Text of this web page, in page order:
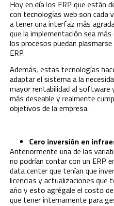
Hoy en día los ERP que están
con tecnologías web son cada
a tener una interfaz más
que la implementación sea
los procesos puedan
ERP.
Además, estas tecnologías
adaptar el sistema a la
mayor rentabilidad al software
más deseable y realmente
objetivos de la empresa.
Cero inversión en
Anteriormente una de las
no podrían contar con un ERP
data center que tenían que
licencias y actualizaciones que
año y esto agrégale el costo
que tener internamente para